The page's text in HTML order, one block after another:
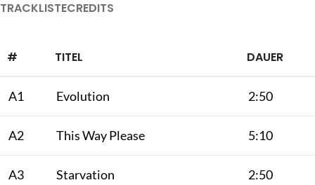
TRACKLISTECREDITS
# TITEL DAUER
A1 Evolution 2:50
A2 This Way Please 5:10
A3 Starvation 2:50